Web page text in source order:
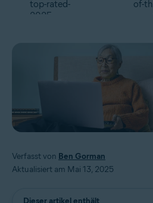
Verfasst von Ben Gorman
Aktualisiert am Mai 13, 2025
Dieser artikel enthält